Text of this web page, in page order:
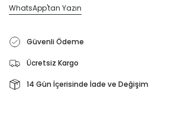
WhatsApp'tan Yazın
Güvenli Ödeme
Ücretsiz Kargo
14 Gün İçerisinde İade ve Değişim